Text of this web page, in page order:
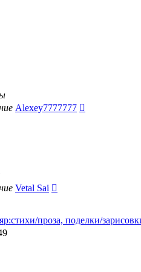
Alexey7777777
Vetal Sai
проза, поделки/